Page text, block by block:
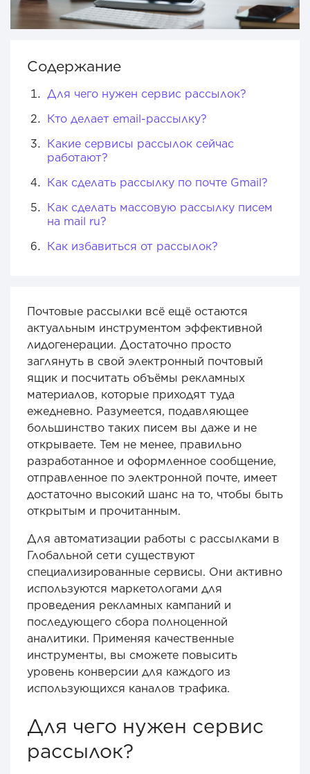
Содержание
Для чего нужен сервис рассылок?
Кто делает email-рассылку?
Какие сервисы рассылок сейчас
работают?
Как сделать рассылку по почте Gmail?
Как сделать массовую рассылку писем
на mail ru?
Как избавиться от рассылок?
Почтовые рассылки всё ещё остаются
актуальным инструментом эффективной
лидогенерации. Достаточно просто
заглянуть в свой электронный почтовый
ящик и посчитать объёмы рекламных
материалов, которые приходят туда
ежедневно. Разумеется, подавляющее
большинство таких писем вы даже и не
открываете. Тем не менее, правильно
разработанное и оформленное сообщение,
отправленное по электронной почте, имеет
достаточно высокий шанс на то, чтобы быть
открытым и прочитанным.
Для автоматизации работы с рассылками в
Глобальной сети существуют
специализированные сервисы. Они активно
используются маркетологами для
проведения рекламных кампаний и
последующего сбора полноценной
аналитики. Применяя качественные
инструменты, вы сможете повысить
уровень конверсии для каждого из
использующихся каналов трафика.
Для чего нужен сервис
рассылок?